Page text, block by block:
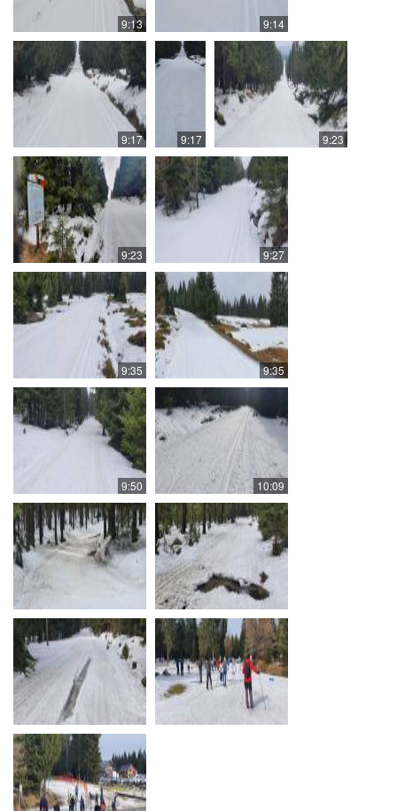
9:13 9:14
9:17 9:17 9:23
9:23 9:27
9:35 9:35
9:50 10:09